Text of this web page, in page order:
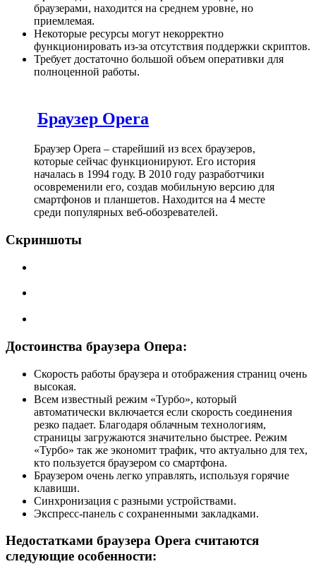
браузерами, находится на среднем уровне, но
приемлемая.
Некоторые ресурсы могут некорректно
функционировать из-за отсутствия поддержки скриптов.
Требует достаточно большой объем оперативки для
полноценной работы.
Браузер Opera
Браузер Opera – старейший из всех браузеров,
которые сейчас функционируют. Его история
началась в 1994 году. В 2010 году разработчики
осовременили его, создав мобильную версию для
смартфонов и планшетов. Находится на 4 месте
среди популярных веб-обозревателей.
Скриншоты
Достоинства браузера Опера:
Скорость работы браузера и отображения страниц очень
высокая.
Всем известный режим «Турбо», который
автоматически включается если скорость соединения
резко падает. Благодаря облачным технологиям,
страницы загружаются значительно быстрее. Режим
«Турбо» так же экономит трафик, что актуально для тех,
кто пользуется браузером со смартфона.
Браузером очень легко управлять, используя горячие
клавиши.
Синхронизация с разными устройствами.
Экспресс-панель с сохраненными закладками.
Недостатками браузера Opera считаются
следующие особенности: